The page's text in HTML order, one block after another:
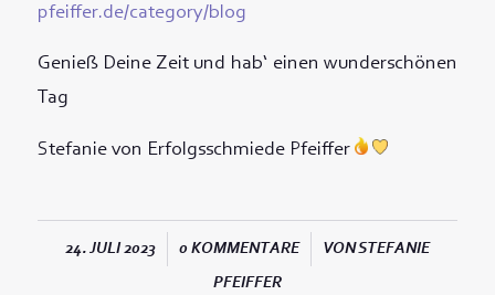
pfeiffer.de/category/blog
Genieß Deine Zeit und hab‘ einen wunderschönen
Tag
Stefanie von Erfolgsschmiede Pfeiffer
24. JULI 2023
/ 0 KOMMENTARE
/ VONSTEFANIE
PFEIFFER